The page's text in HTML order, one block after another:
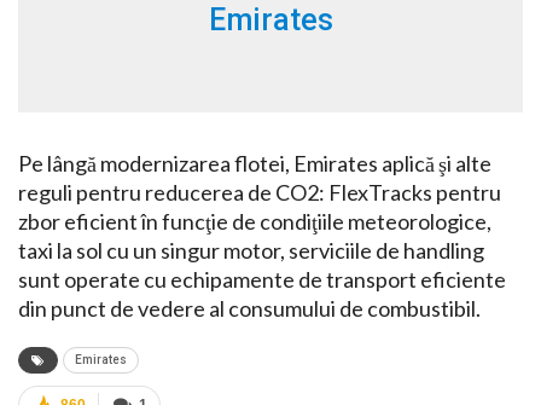
Emirates
Pe lângă modernizarea flotei, Emirates aplică şi alte
reguli pentru reducerea de CO2: FlexTracks pentru
zbor eficient în funcţie de condiţiile meteorologice,
taxi la sol cu un singur motor, serviciile de handling
sunt operate cu echipamente de transport eficiente
din punct de vedere al consumului de combustibil.
Emirates